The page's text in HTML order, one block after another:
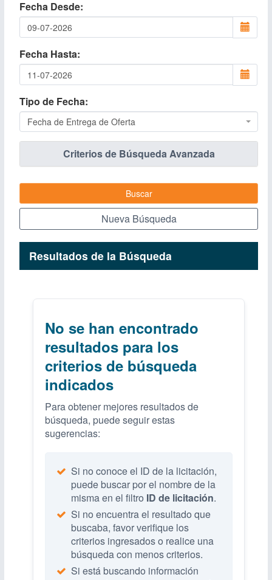
Fecha Desde
Fecha Hasta
Tipo de Fecha
Fecha de Entrega de Oferta
Criterios de Búsqueda Avanzada
Buscar
Nueva Búsqueda
Resultados de la Búsqueda
No se han encontrado
resultados para los
criterios de búsqueda
indicados
Para obtener mejores resultados de
búsqueda, puede seguir estas
sugerencias:
Si no conoce el ID de la licitación,
puede buscar por el nombre de la
misma en el filtro ID de licitación.
Si no encuentra el resultado que
buscaba, favor verifique los
criterios ingresados o realice una
búsqueda con menos criterios.
Si está buscando información